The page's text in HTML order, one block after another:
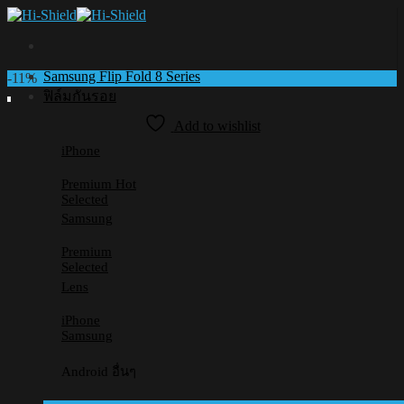
Skip
Samsung Flip Fold 8 Series
ฟิล์มกันรอย
iPhone
Premium
Selected
Samsung
Premium
Selected
Lens
iPhone
Samsung
Android อื่นๆ
-11%
Add to wishlist